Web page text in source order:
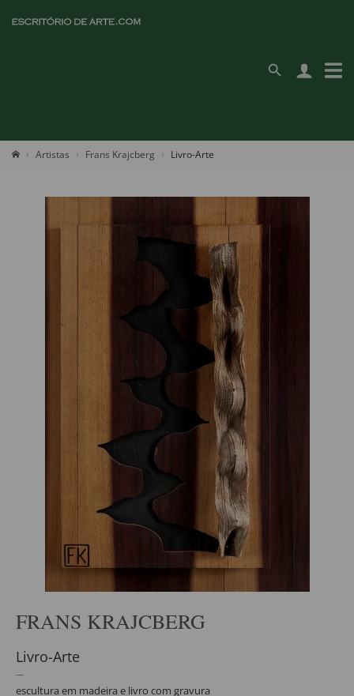
Artistas Frans Krajcberg Livro-Arte
FRANS KRAJCBERG
Livro-Arte
escultura em madeira e livro com gravura